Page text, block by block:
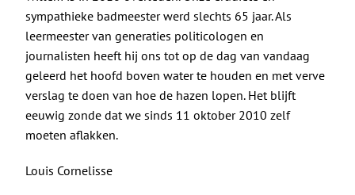
sympathieke badmeester werd slechts 65 jaar. Als
leermeester van generaties politicologen en
journalisten heeft hij ons tot op de dag van vandaag
geleerd het hoofd boven water te houden en met verve
verslag te doen van hoe de hazen lopen. Het blijft
eeuwig zonde dat we sinds 11 oktober 2010 zelf
moeten aflakken.
Louis Cornelisse